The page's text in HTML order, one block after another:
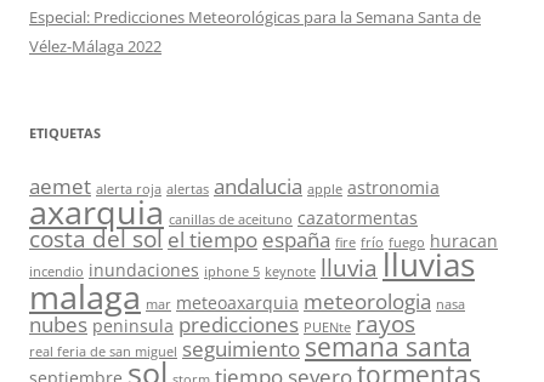
Especial: Predicciones Meteorológicas para la Semana Santa de
Vélez-Málaga 2022
ETIQUETAS
aemet alerta roja alertas andalucia apple astronomia
axarquia canillas de aceituno cazatormentas
costa del sol el tiempo españa fire frío fuego huracan
incendio inundaciones iphone 5 keynote lluvia lluvias
malaga mar meteoaxarquia meteorologia nasa
nubes peninsula predicciones PUENte rayos
real feria de san miguel seguimiento semana santa
sol tormentas